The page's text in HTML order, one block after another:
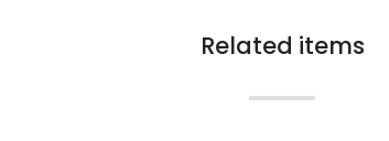
Related items